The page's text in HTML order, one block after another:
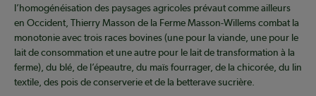
l’homogénéisation des paysages agricoles prévaut comme ailleurs
en Occident, Thierry Masson de la Ferme Masson-Willems combat la
monotonie avec trois races bovines (une pour la viande, une pour le
lait de consommation et une autre pour le lait de transformation à la
ferme), du blé, de l’épeautre, du maïs fourrager, de la chicorée, du lin
textile, des pois de conserverie et de la betterave sucrière.